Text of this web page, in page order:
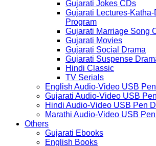
Gujarati Jokes CDs
Gujarati Lectures-
Program
Gujarati Marriage Song
Gujarati Movies
Gujarati Social Drama
Gujarati Suspense
Hindi Classic
TV Serials
English Audio-Video USB
Gujarati Audio-Video USB
Hindi Audio-Video USB Pen
Marathi Audio-Video USB
Others
Gujarati Ebooks
English Books